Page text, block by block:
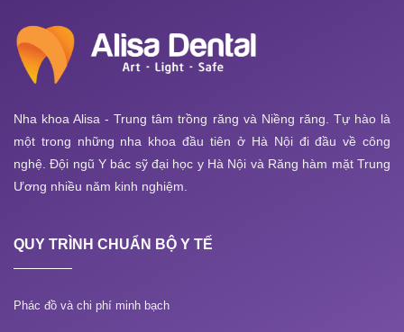
Nha khoa Alisa - Trung tâm trồng răng và Niềng răng. Tự hào là
một trong những nha khoa đầu tiên ở Hà Nội đi đầu về công
nghệ. Đội ngũ Y bác sỹ đại học y Hà Nội và Răng hàm mặt Trung
Ương nhiều năm kinh nghiệm.
QUY TRÌNH CHUẨN BỘ Y TẾ
Phác đồ và chi phí minh bạch